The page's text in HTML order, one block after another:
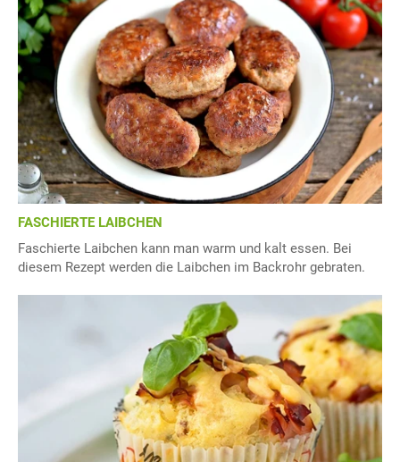
FASCHIERTE LAIBCHEN
Faschierte Laibchen kann man warm und kalt essen. Bei
diesem Rezept werden die Laibchen im Backrohr gebraten.